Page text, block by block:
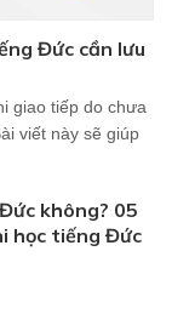
Đức cần lưu
giao tiếp do chưa
viết này sẽ giúp
không? 05
học tiếng Đức